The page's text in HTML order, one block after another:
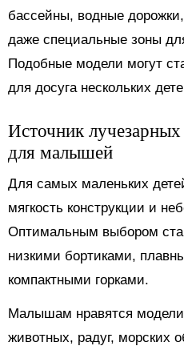
бассейны, водные
даже специальные зоны
Подобные модели могут
для досуга нескольких
Источник
для малышей
Для самых маленьких
мягкость конструкции и
Оптимальным выбором
низкими бортиками,
компактными горками.
Малышам нравятся
животных, радуг, морских